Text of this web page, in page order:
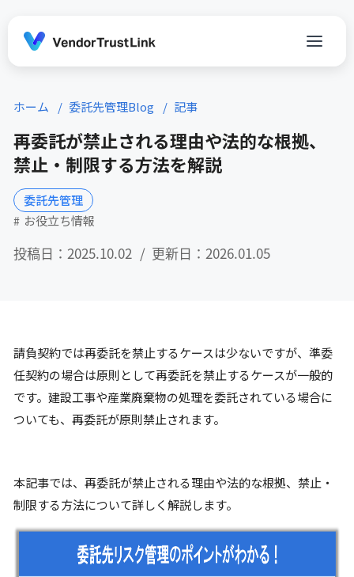
ホーム 委託先管理Blog 記事
再委託が禁止される理由や法的な根拠、
禁止・制限する方法を解説
委託先管理
お役立ち情報
投稿日：2025.10.02 更新日：2026.01.05
請負契約では再委託を禁止するケースは少ないですが、準委
任契約の場合は原則として再委託を禁止するケースが一般的
です。建設工事や産業廃棄物の処理を委託されている場合に
ついても、再委託が原則禁止されます。
本記事では、再委託が禁止される理由や法的な根拠、禁止・
制限する方法について詳しく解説します。